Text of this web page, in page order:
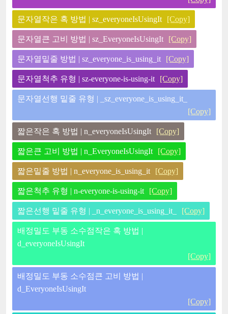
문자열작은 혹 방법 | sz_everyoneIsUsingIt [Copy]
문자열큰 고비 방법 | sz_EveryoneIsUsingIt [Copy]
문자열밑줄 방법 | sz_everyone_is_using_it [Copy]
문자열척추 유형 | sz-everyone-is-using-it [Copy]
문자열선행 밑줄 유형 | _sz_everyone_is_using_it_
[Copy]
짧은작은 혹 방법 | n_everyoneIsUsingIt [Copy]
짧은큰 고비 방법 | n_EveryoneIsUsingIt [Copy]
짧은밑줄 방법 | n_everyone_is_using_it [Copy]
짧은척추 유형 | n-everyone-is-using-it [Copy]
짧은선행 밑줄 유형 | _n_everyone_is_using_it_ [Copy]
배정밀도 부동 소수점작은 혹 방법 |
d_everyoneIsUsingIt
[Copy]
배정밀도 부동 소수점큰 고비 방법 |
d_EveryoneIsUsingIt
[Copy]